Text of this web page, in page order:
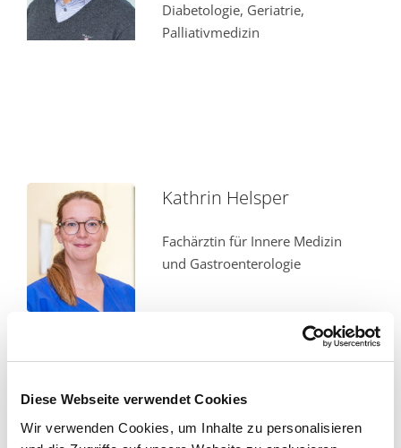
Diese Webseite verwendet Cookies
Wir verwenden Cookies, um Inhalte zu personalisieren
Diabetologie, Geriatrie,
Palliativmedizin
Kathrin Helsper
Fachärztin für Innere Medizin
und Gastroenterologie
George Tayar
Facharzt für Innere Medizin